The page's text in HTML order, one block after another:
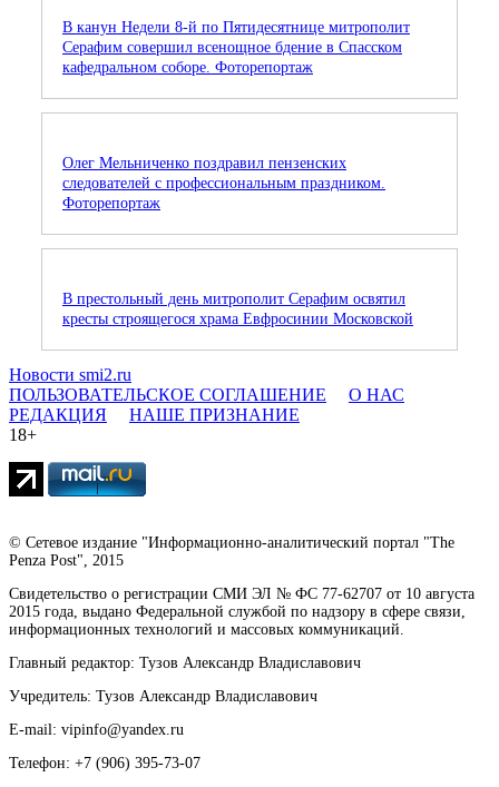
В канун Недели 8-й по Пятидесятнице митрополит
Серафим совершил всенощное бдение в Спасском
кафедральном соборе. Фоторепортаж
Олег Мельниченко поздравил пензенских
следователей с профессиональным праздником.
Фоторепортаж
В престольный день митрополит Серафим освятил
кресты строящегося храма Евфросинии Московской
Новости smi2.ru
ПОЛЬЗОВАТЕЛЬСКОЕ СОГЛАШЕНИЕ
О НАС
РЕДАКЦИЯ
НАШЕ ПРИЗНАНИЕ
18+
© Сетевое издание "Информационно-аналитический портал "The
Penza Post", 2015
Свидетельство о регистрации СМИ ЭЛ № ФС 77-62707 от 10 августа
2015 года, выдано Федеральной службой по надзору в сфере связи,
информационных технологий и массовых коммуникаций.
Главный редактор: Тузов Александр Владиславович
Учредитель: Тузов Александр Владиславович
E-mail: vipinfo@yandex.ru
Телефон: +7 (906) 395-73-07